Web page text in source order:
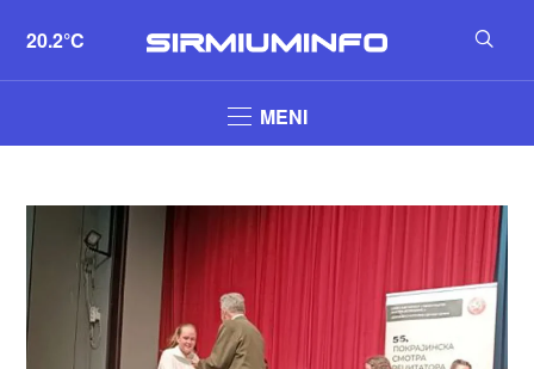
20.2°C
MENI